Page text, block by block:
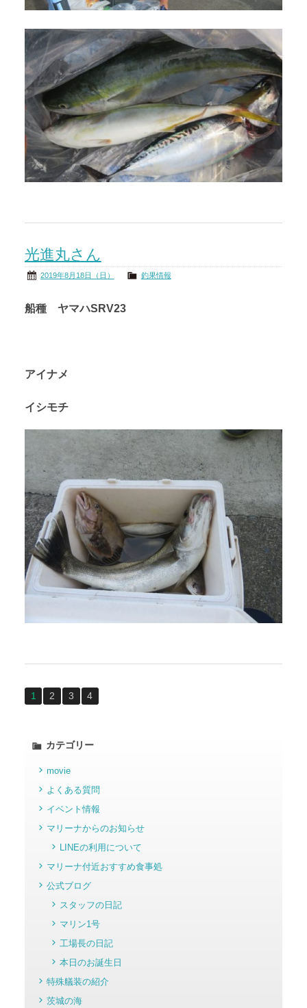
光進丸さん
2019年8月18日（日） 釣果情報
船種 ヤマハSRV23
アイナメ
イシモチ
1 2 3 4
カテゴリー
movie
よくある質問
イベント情報
マリーナからのお知らせ
LINEの利用について
マリーナ付近おすすめ食事処
公式ブログ
スタッフの日記
マリン1号
工場長の日記
本日のお誕生日
特殊艤装の紹介
茨城の海